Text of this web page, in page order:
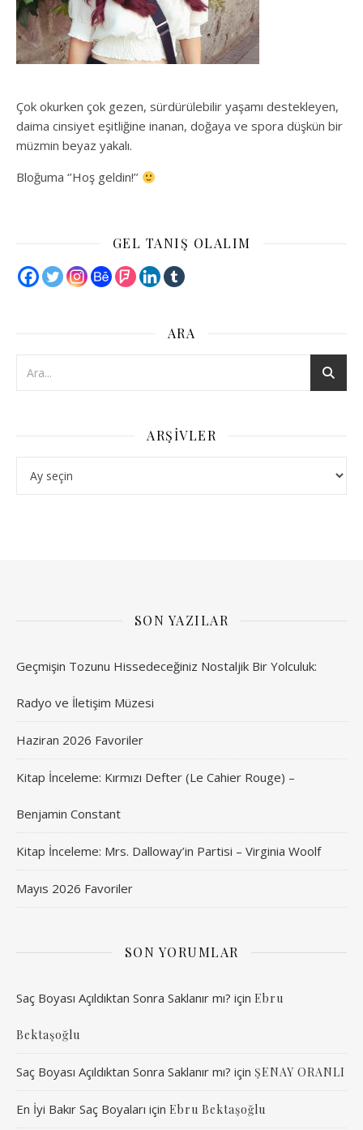
Çok okurken çok gezen, sürdürülebilir yaşamı destekleyen,
daima cinsiyet eşitliğine inanan, doğaya ve spora düşkün bir
müzmin beyaz yakalı.
Bloğuma ‘’Hoş geldin!’’
GEL TANIŞ OLALIM
ARA
ARŞIVLER
SON YAZILAR
Geçmişin Tozunu Hissedeceğiniz Nostaljik Bir Yolculuk:
Radyo ve İletişim Müzesi
Haziran 2026 Favoriler
Kitap İnceleme: Kırmızı Defter (Le Cahier Rouge) –
Benjamin Constant
Kitap İnceleme: Mrs. Dalloway’in Partisi – Virginia Woolf
Mayıs 2026 Favoriler
SON YORUMLAR
Saç Boyası Açıldıktan Sonra Saklanır mı? için Ebru
Bektaşoğlu
Saç Boyası Açıldıktan Sonra Saklanır mı? için ŞENAY ORANLI
En İyi Bakır Saç Boyaları için Ebru Bektaşoğlu